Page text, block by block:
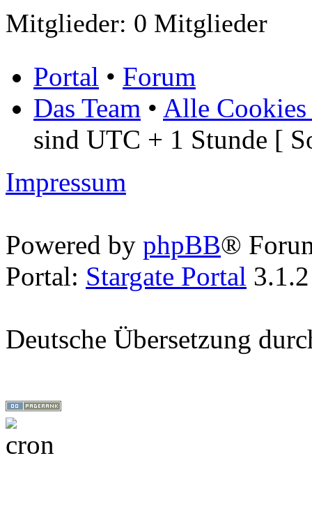
Mitglieder: 0 Mitglieder
Portal • Forum
Das Team • Alle Cookies
sind UTC + 1 Stunde [
Impressum
Powered by phpBB®
Portal: Stargate Portal
Deutsche Übersetzung